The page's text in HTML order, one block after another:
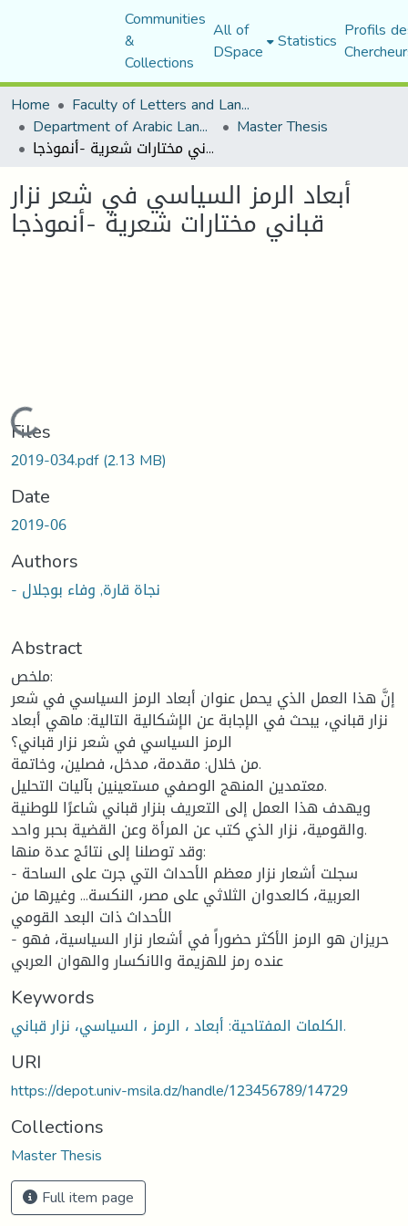
Communities
&
Collections
All of
DSpace Statistics Profils
Home
Faculty of Letters and Languages
Department of Arabic Language and Literature Master Thesis
أبعاد الرمز السياسي في شعر نزار قباني مختارات شعرية -أنموذجا
أبعاد الرمز السياسي في شعر نزار
قباني مختارات شعرية -أنموذجا
Loading...
Files
2019-034.pdf(2.13 MB)
Date
2019-06
Authors
- نجاة قارة, وفاء بوجلال
Abstract
ملخص:
إنَّ هذا العمل الذي يحمل عنوان أبعاد الرمز السياسي في شعر
نزار قباني، يبحث في الإجابة عن الإشكالية التالية: ماهي أبعاد
الرمز السياسي في شعر نزار قباني؟
من خلال: مقدمة، مدخل، فصلين، وخاتمة.
معتمدين المنهج الوصفي مستعينين بآليات التحليل.
ويهدف هذا العمل إلى التعريف بنزار قباني شاعرًا للوطنية
والقومية، نزار الذي كتب عن المرأة وعن القضية بحبر واحد.
وقد توصلنا إلى نتائج عدة منها:
- سجلت أشعار نزار معظم الأحداث التي جرت على الساحة
العربية، كالعدوان الثلاثي على مصر، النكسة... وغيرها من
الأحداث ذات البعد القومي
- حريزان هو الرمز الأكثر حضوراً في أشعار نزار السياسية، فهو
عنده رمز للهزيمة والانكسار والهوان العربي
Keywords
الكلمات المفتاحية: أبعاد ، الرمز ، السياسي، نزار قباني.
URI
https://depot.univ-msila.dz/handle/123456789/14729
Collections
Master Thesis
Full item page